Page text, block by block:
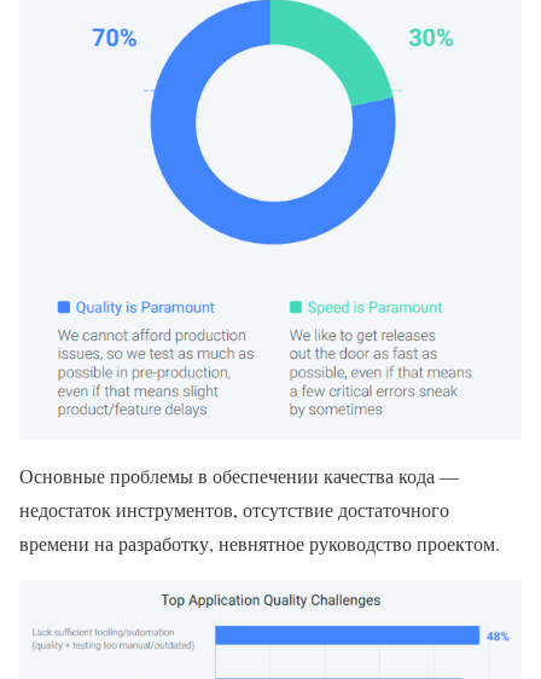
Основные проблемы в обеспечении качества кода —
недостаток инструментов, отсутствие достаточного
времени на разработку, невнятное руководство проектом.